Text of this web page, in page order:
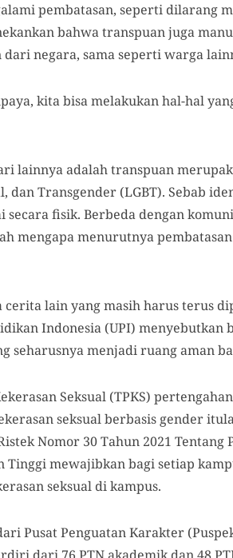
pembatasan, seperti dilarang
bahwa transpuan juga
negara, sama seperti warga
kita bisa melakukan hal-hal
lainnya adalah transpuan
dan Transgender (LGBT). Sebab
fisik. Berbeda dengan
mengapa menurutnya
cerita lain yang masih harus terus
Indonesia (UPI) menyebutkan
seharusnya menjadi ruang aman
Seksual (TPKS)
seksual berbasis gender
Nomor 30 Tahun 2021 Tentang
Tinggi mewajibkan bagi setiap
seksual di kampus.
Pusat Penguatan Karakter